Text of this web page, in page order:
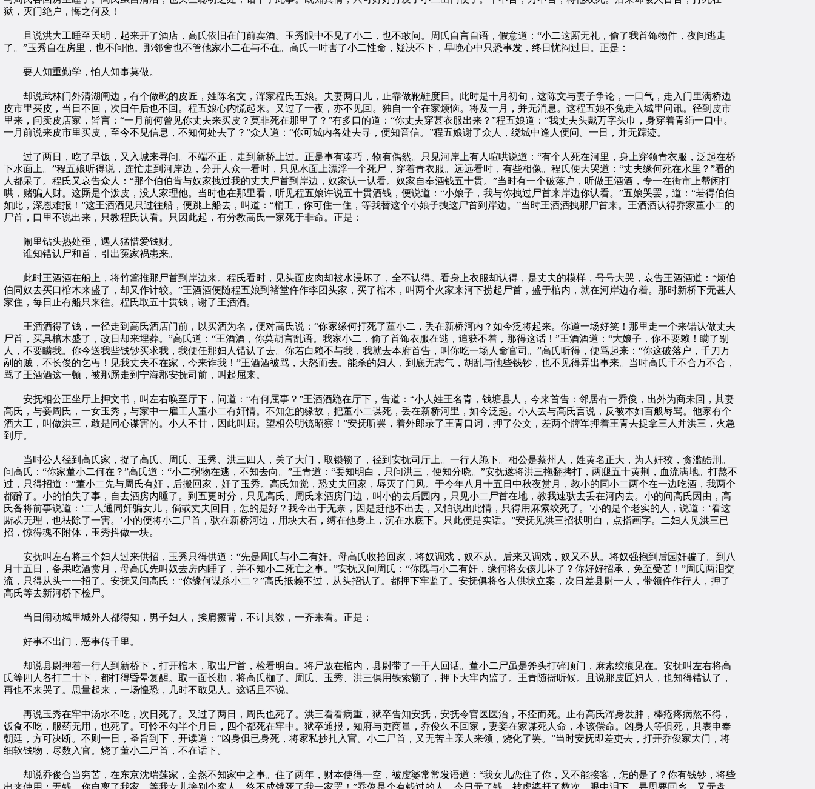
狱，灭门绝户，悔之何及！
且说洪大工睡至天明，起来开了酒店，高氏依旧在门前卖酒。玉秀眼中不见了小二，也不敢问。周氏自言自语，假意道：“小二这厮无礼，偷了我首饰物件，夜间逃走
了。”玉秀自在房里，也不问他。那邻舍也不管他家小二在与不在。高氏一时害了小二性命，疑决不下，早晚心中只恐事发，终日忧闷过日。正是：
要人知重勤学，怕人知事莫做。
却说武林门外清湖闸边，有个做靴的皮匠，姓陈名文，浑家程氏五娘。夫妻两口儿，止靠做靴鞋度日。此时是十月初旬，这陈文与妻子争论，一口气，走入门里满桥边
皮市里买皮，当日不回，次日午后也不回。程五娘心内慌起来。又过了一夜，亦不见回。独自一个在家烦恼。将及一月，并无消息。这程五娘不免走入城里问讯。径到皮市
里来，问卖皮店家，皆言：“一月前何曾见你丈夫来买皮？莫非死在那里了？”有多口的道：“你丈夫穿甚衣服出来？”程五娘道：“我丈夫头戴万字头巾，身穿着青绢一口中。
一月前说来皮市里买皮，至今不见信息，不知何处去了？”众人道：“你可城内各处去寻，便知音信。”程五娘谢了众人，绕城中逢人便问。一日，并无踪迹。
过了两日，吃了早饭，又入城来寻问。不端不正，走到新桥上过。正是事有凑巧，物有偶然。只见河岸上有人喧哄说道：“有个人死在河里，身上穿领青衣服，泛起在桥
下水面上。”程五娘听得说，连忙走到河岸边，分开人众一看时，只见水面上漂浮一个死尸，穿着青衣服。远远看时，有些相像。程氏便大哭道：“丈夫缘何死在水里？”看的
人都呆了。程氏又哀告众人：“那个伯伯肯与奴家拽过我的丈夫尸首到岸边，奴家认一认看。奴家自奉酒钱五十贯。”当时有一个破落户，听做王酒酒，专一在街市上帮闲打
哄，赌骗人财。这厮是个泼皮，没人家理他。当时也在那里看，听见程五娘许说五十贯酒钱，便说道：“小娘子，我与你拽过尸首来岸边你认看。”五娘哭罢，道：“若得伯伯
如此，深恩难报！”这王酒酒见只过往船，便跳上船去，叫道：“梢工，你可住一住，等我替这个小娘子拽这尸首到岸边。”当时王酒酒拽那尸首来。王酒酒认得乔家董小二的
尸首，口里不说出来，只教程氏认看。只因此起，有分教高氏一家死于非命。正是：
闹里钻头热处歪，遇人猛惜爱钱财。
谁知错认尸和首，引出冤家祸患来。
此时王酒酒在船上，将竹篙推那尸首到岸边来。程氏看时，见头面皮肉却被水浸坏了，全不认得。看身上衣服却认得，是丈夫的模样，号号大哭，哀告王酒酒道：“烦伯
伯同奴去买口棺木来盛了，却又作计较。”王酒酒便随程五娘到褚堂仵作李团头家，买了棺木，叫两个火家来河下捞起尸首，盛于棺内，就在河岸边存着。那时新桥下无甚人
家住，每日止有船只来往。程氏取五十贯钱，谢了王酒酒。
王酒酒得了钱，一径走到高氏酒店门前，以买酒为名，便对高氏说：“你家缘何打死了董小二，丢在新桥河内？如今泛将起来。你道一场好笑！那里走一个来错认做丈夫
尸首，买具棺木盛了，改日却来埋葬。”高氏道：“王酒酒，你莫胡言乱语。我家小二，偷了首饰衣服在逃，追获不着，那得这话！”王酒酒道：“大娘子，你不要赖！瞒了别
人，不要瞒我。你今送我些钱钞买求我，我便任那妇人错认了去。你若白赖不与我，我就去本府首告，叫你吃一场人命官司。”高氏听得，便骂起来：“你这破落户，千刀万
剐的贼，不长俊的乞丐！见我丈夫不在家，今来诈我！”王酒酒被骂，大怒而去。能杀的妇人，到底无志气，胡乱与他些钱钞，也不见得弄出事来。当时高氏千不合万不合，
骂了王酒酒这一顿，被那厮走到宁海郡安抚司前，叫起屈来。
安抚相公正坐厅上押文书，叫左右唤至厅下，问道：“有何屈事？”王酒酒跪在厅下，告道：“小人姓王名青，钱塘县人，今来首告：邻居有一乔俊，出外为商未回，其妻
高氏，与妾周氏，一女玉秀，与家中一雇工人董小二有奸情。不知怎的缘故，把董小二谋死，丢在新桥河里，如今泛起。小人去与高氏言说，反被本妇百般辱骂。他家有个
酒大工，叫做洪三，敢是同心谋害的。小人不甘，因此叫屈。望相公明镜昭察！”安抚听罢，着外郎录了王青口词，押了公文，差两个牌军押着王青去捉拿三人并洪三，火急
到厅。
当时公人径到高氏家，捉了高氏、周氏、玉秀、洪三四人，关了大门，取锁锁了，径到安抚司厅上。一行人跪下。相公是蔡州人，姓黄名正大，为人奸狡，贪滥酷刑。
问高氏：“你家董小二何在？”高氏道：“小二拐物在逃，不知去向。”王青道：“要知明白，只问洪三，便知分晓。”安抚遂将洪三拖翻拷打，两腿五十黄荆，血流满地。打熬不
过，只得招道：“董小二先与周氏有奸，后搬回家，奸了玉秀。高氏知觉，恐丈夫回家，辱灭了门风。于今年八月十五日中秋夜赏月，教小的同小二两个在一边吃酒，我两个
都醉了。小的怕失了事，自去酒房内睡了。到五更时分，只见高氏、周氏来酒房门边，叫小的去后园内，只见小二尸首在地，教我速驮去丢在河内去。小的问高氏因由，高
氏备将前事说道：‘二人通同奸骗女儿，倘或丈夫回日，怎的是好？我今出于无奈，因是赶他不出去，又怕说出此情，只得用麻索绞死了。’小的是个老实的人，说道：‘看这
厮忒无理，也祛除了一害。’小的便将小二尸首，驮在新桥河边，用块大石，缚在他身上，沉在水底下。只此便是实话。”安抚见洪三招状明白，点指画字。二妇人见洪三已
招，惊得魂不附体，玉秀抖做一块。
安抚叫左右将三个妇人过来供招，玉秀只得供道：“先是周氏与小二有奸。母高氏收拾回家，将奴调戏，奴不从。后来又调戏，奴又不从。将奴强抱到后园奸骗了。到八
月十五日，备果吃酒赏月，母高氏先叫奴去房内睡了，并不知小二死亡之事。”安抚又问周氏：“你既与小二有奸，缘何将女孩儿坏了？你好好招承，免至受苦！”周氏两泪交
流，只得从头一一招了。安抚又问高氏：“你缘何谋杀小二？”高氏抵赖不过，从头招认了。都押下牢监了。安抚俱将各人供状立案，次日差县尉一人，带领仵作行人，押了
高氏等去新河桥下检尸。
当日闹动城里城外人都得知，男子妇人，挨肩擦背，不计其数，一齐来看。正是：
好事不出门，恶事传千里。
却说县尉押着一行人到新桥下，打开棺木，取出尸首，检看明白。将尸放在棺内，县尉带了一干人回话。董小二尸虽是斧头打碎顶门，麻索绞痕见在。安抚叫左右将高
氏等四人各打二十下，都打得昏晕复醒。取一面长枷，将高氏枷了。周氏、玉秀、洪三俱用铁索锁了，押下大牢内监了。王青随衙听候。且说那皮匠妇人，也知得错认了，
再也不来哭了。思量起来，一场惶恐，几时不敢见人。这话且不说。
再说玉秀在牢中汤水不吃，次日死了。又过了两日，周氏也死了。洪三看看病重，狱卒告知安抚，安抚令官医医治，不痊而死。止有高氏浑身发肿，棒疮疼病熬不得，
饭食不吃，服药无用，也死了。可怜不勾半个月日，四个都死在牢中。狱卒通报，知府与吏商量，乔俊久不回家，妻妾在家谋死人命，本该偿命。凶身人等俱死，具表申奉
朝廷，方可决断。不则一日，圣旨到下，开读道：“凶身俱已身死，将家私抄扎入官。小二尸首，又无苦主亲人来领，烧化了罢。”当时安抚即差吏去，打开乔俊家大门，将
细软钱物，尽数入官。烧了董小二尸首，不在话下。
却说乔俊合当穷苦，在东京沈瑞莲家，全然不知家中之事。住了两年，财本使得一空，被虔婆常常发语道：“我女儿恋住了你，又不能接客，怎的是了？你有钱钞，将些
出来使用；无钱，你自离了我家，等我女儿接别个客人。终不成饿死了我一家罢！”乔俊是个有钱过的人，今日无了钱，被虔婆赶了数次，眼中泪下。寻思要回乡，又无盘